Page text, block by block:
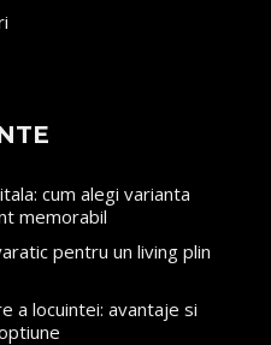
cum alegi varianta
memorabil
pentru un living plin
a locuintei: avantaje si